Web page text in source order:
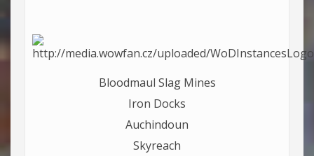
Bloodmaul Slag Mines
Iron Docks
Auchindoun
Skyreach